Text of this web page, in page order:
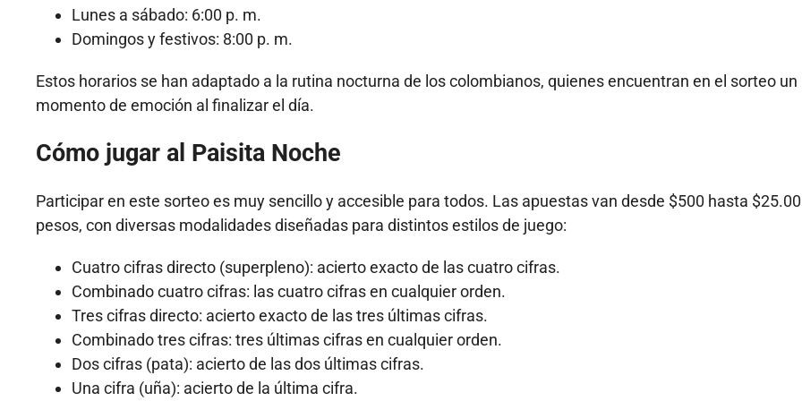
Lunes a sábado: 6:00 p. m.
Domingos y festivos: 8:00 p. m.
Estos horarios se han adaptado a la rutina nocturna de los colombianos, quienes encuentran en el sorteo un
momento de emoción al finalizar el día.
Cómo jugar al Paisita Noche
Participar en este sorteo es muy sencillo y accesible para todos. Las apuestas van desde $500 hasta
pesos, con diversas modalidades diseñadas para distintos estilos de juego:
Cuatro cifras directo (superpleno): acierto exacto de las cuatro cifras.
Combinado cuatro cifras: las cuatro cifras en cualquier orden.
Tres cifras directo: acierto exacto de las tres últimas cifras.
Combinado tres cifras: tres últimas cifras en cualquier orden.
Dos cifras (pata): acierto de las dos últimas cifras.
Una cifra (uña): acierto de la última cifra.